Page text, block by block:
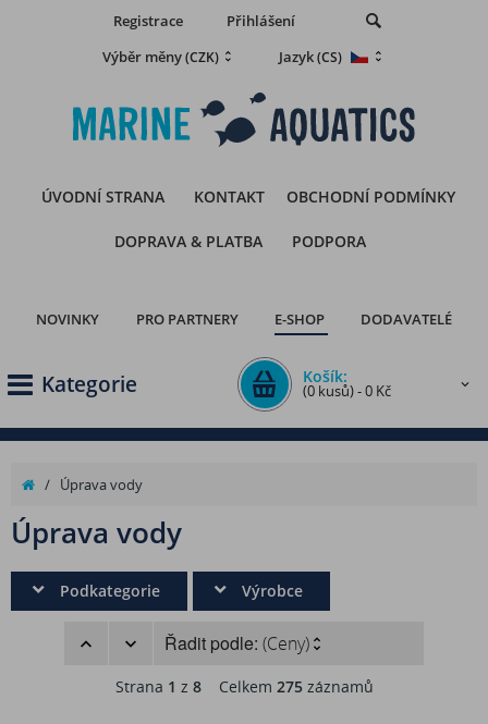
Registrace
Přihlášení
Výběr měny(CZK) Jazyk(CS)
ÚVODNÍ STRANA KONTAKT OBCHODNÍ PODMÍNKY
DOPRAVA & PLATBA PODPORA
NOVINKY PRO PARTNERY E-SHOP DODAVATELÉ
Kategorie Košík:
(0 kusů) - 0 Kč
/ Úprava vody
Úprava vody
Podkategorie Výrobce
Řadit podle: (Ceny)
Strana 1 z 8Celkem 275záznamů